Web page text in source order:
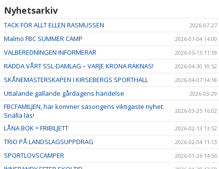
Nyhetsarkiv
TACK FÖR ALLT ELLEN RASMUSSEN 2026-07-27
Malmö FBC SUMMER CAMP 2026-07-04 14:00
VALBEREDNINGEN INFORMERAR 2026-05-15 11:39
RÄDDA VÅRT SSL-DAMLAG – VARJE KRONA RÄKNAS! 2026-04-30 10:52
SKÅNEMÄSTERSKAPEN I KIRSEBERGS SPORTHALL 2026-04-07 14:18
Uttalande gällande gårdagens händelse 2026-03-29
FBCFAMILJEN, här kommer säsongens viktigaste nyhet.
Snälla läs!
2026-03-25 16:02
LÅNA BOK = FRIBILJETT 2026-02-13 13:52
TRIO PÅ LANDSLAGSUPPDRAG 2026-02-04 11:13
SPORTLOVSCAMPER 2026-01-26 14:56